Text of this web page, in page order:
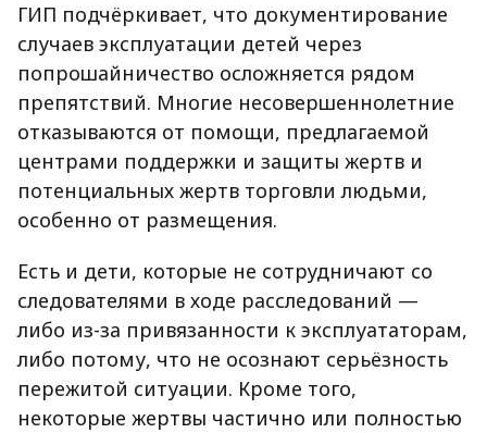
ГИП подчёркивает, что документирование
случаев эксплуатации детей через
попрошайничество осложняется рядом
препятствий. Многие несовершеннолетние
отказываются от помощи, предлагаемой
центрами поддержки и защиты жертв и
потенциальных жертв торговли людьми,
особенно от размещения.
Есть и дети, которые не сотрудничают со
следователями в ходе расследований —
либо из-за привязанности к эксплуататорам,
либо потому, что не осознают серьёзность
пережитой ситуации. Кроме того,
некоторые жертвы частично или полностью